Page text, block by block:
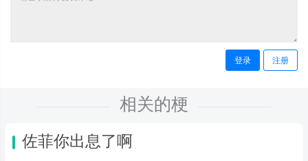
登录 注册
相关的梗
佐菲你出息了啊